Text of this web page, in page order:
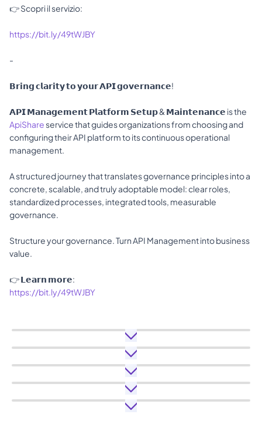
👉 Scopri il servizio:
https://bit.ly/49tWJBY
-
𝗕𝗿𝗶𝗻𝗴 𝗰𝗹𝗮𝗿𝗶𝘁𝘆 𝘁𝗼 𝘆𝗼𝘂𝗿 𝗔𝗣𝗜 𝗴𝗼𝘃𝗲𝗿𝗻𝗮𝗻𝗰𝗲!
ApiShare service that guides organizations from choosing and
configuring their API platform to its continuous operational
management.
A structured journey that translates governance principles into a
concrete, scalable, and truly adoptable model: clear roles,
standardized processes, integrated tools, measurable
governance.
Structure your governance. Turn API Management into business
value.
👉 𝗟𝗲𝗮𝗿𝗻 𝗺𝗼𝗿𝗲:
https://bit.ly/49tWJBY